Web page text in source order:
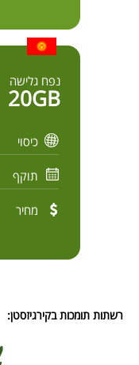
נפח גלישה
20GB
כיסוי
תוקף
מחיר
רשתות תומכות בקירגיזסטן: